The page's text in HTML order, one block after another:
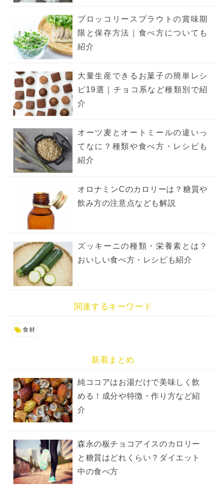
ブロッコリースプラウトの賞味期
限と保存方法｜食べ方についても
紹介
大量生産できるお菓子の簡単レシ
ピ19選｜チョコ系など種類別で紹
介
オーツ麦とオートミールの違いっ
てなに？種類や食べ方・レシピも
紹介
オロナミンCのカロリーは？糖質や
飲み方の注意点なども解説
ズッキーニの種類・栄養素とは？
おいしい食べ方・レシピも紹介
関連するキーワード
食材
新着まとめ
純ココアはお湯だけで美味しく飲
める！成分や特徴・作り方など紹
介
森永の板チョコアイスのカロリー
と糖質はどれくらい？ダイエット
中の食べ方